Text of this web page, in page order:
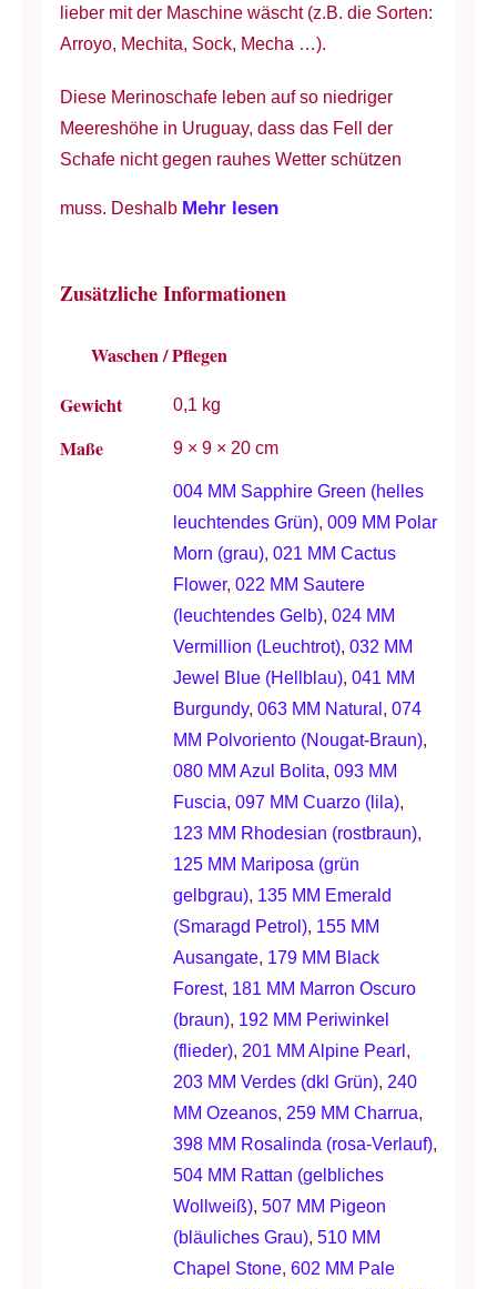
lieber mit der Maschine wäscht (z.B. die Sorten:
Arroyo, Mechita, Sock, Mecha …).
Diese Merinoschafe leben auf so niedriger
Meereshöhe in Uruguay, dass das Fell der
Schafe nicht gegen rauhes Wetter schützen
muss. Deshalb Mehr lesen
Zusätzliche Informationen
Waschen / Pflegen
Gewicht
0,1 kg
Maße 9 × 9 × 20 cm
004 MM Sapphire Green (helles
leuchtendes Grün), 009 MM Polar
Morn (grau), 021 MM Cactus
Flower, 022 MM Sautere
(leuchtendes Gelb), 024 MM
Vermillion (Leuchtrot), 032 MM
Jewel Blue (Hellblau), 041 MM
Burgundy, 063 MM Natural , 074
MM Polvoriento (Nougat-Braun),
080 MM Azul Bolita, 093 MM
Fuscia, 097 MM Cuarzo (lila),
123 MM Rhodesian (rostbraun),
125 MM Mariposa (grün
gelbgrau), 135 MM Emerald
(Smaragd Petrol), 155 MM
Ausangate, 179 MM Black
Forest, 181 MM Marron Oscuro
(braun), 192 MM Periwinkel
(flieder), 201 MM Alpine Pearl ,
203 MM Verdes (dkl Grün), 240
MM Ozeanos, 259 MM Charrua,
398 MM Rosalinda (rosa-Verlauf),
504 MM Rattan (gelbliches
Wollweiß), 507 MM Pigeon
(bläuliches Grau), 510 MM
Chapel Stone, 602 MM Pale